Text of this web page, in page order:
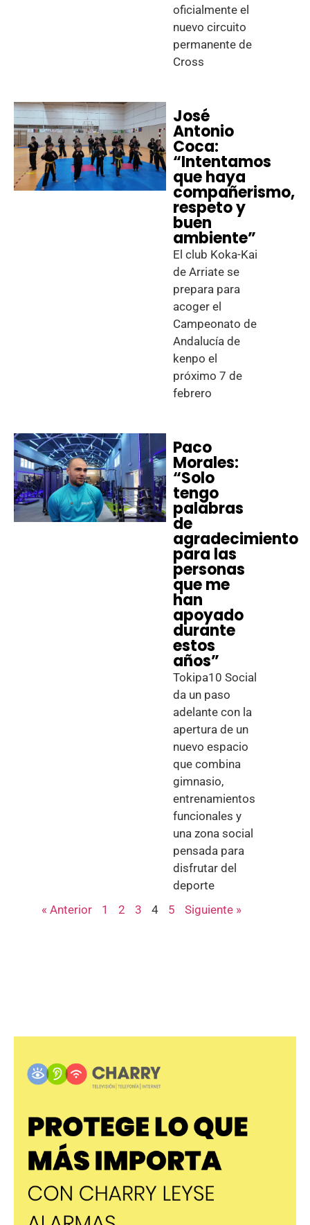
oficialmente el
nuevo circuito
permanente de
Cross
José
Antonio
Coca:
“Intentamos
que haya
compañerismo,
respeto y
buen
ambiente”
El club Koka-Kai
de Arriate se
prepara para
acoger el
Campeonato de
Andalucía de
kenpo el
próximo 7 de
febrero
Paco
Morales:
“Solo
tengo
palabras
de
agradecimiento
para las
personas
que me
han
apoyado
durante
estos
años”
Tokipa10 Social
da un paso
adelante con la
apertura de un
nuevo espacio
que combina
gimnasio,
entrenamientos
funcionales y
una zona social
pensada para
disfrutar del
deporte
« Anterior
1 2 3 4 5 Siguiente »